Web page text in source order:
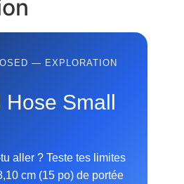
— EXPLORATION
Small
aller ? Teste tes limites
cm (15 po) de portée